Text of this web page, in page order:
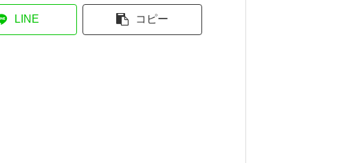
LINE コピー